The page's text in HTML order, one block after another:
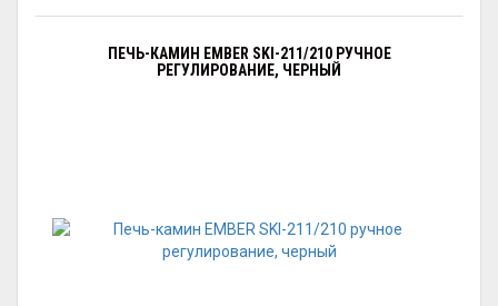
ПЕЧЬ-КАМИН EMBER SKI-211/210 РУЧНОЕ
РЕГУЛИРОВАНИЕ, ЧЕРНЫЙ